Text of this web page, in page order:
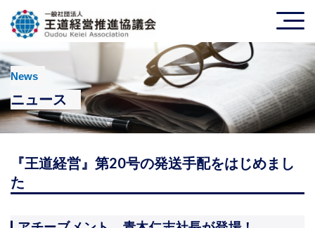
News
ニュース
『王道経営』第20号の発送手配をはじめまし
た